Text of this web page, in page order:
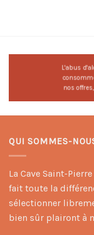
L'abus
nos
QUI SOMMES-
La Cave Saint-
fait toute la
sélectionner
bien sûr plairont à